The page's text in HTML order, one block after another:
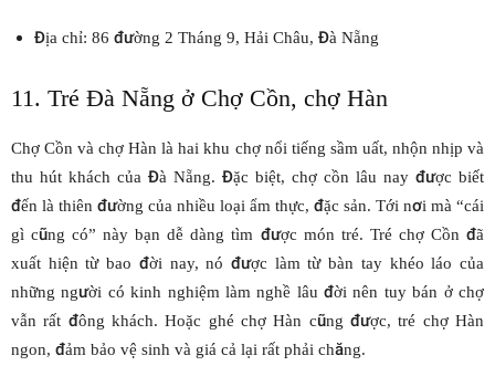
Địa chỉ: 86 đường 2 Tháng 9, Hải Châu, Đà Nẵng
11. Tré Đà Nẵng ở Chợ Cồn, chợ Hàn
Chợ Cồn và chợ Hàn là hai khu chợ nổi tiếng sầm uất, nhộn nhịp và
thu hút khách của Đà Nẵng. Đặc biệt, chợ cồn lâu nay được biết
đến là thiên đường của nhiều loại ẩm thực, đặc sản. Tới nơi mà “cái
gì cũng có” này bạn dễ dàng tìm được món tré. Tré chợ Cồn đã
xuất hiện từ bao đời nay, nó được làm từ bàn tay khéo láo của
những người có kinh nghiệm làm nghề lâu đời nên tuy bán ở chợ
vẫn rất đông khách. Hoặc ghé chợ Hàn cũng được, tré chợ Hàn
ngon, đảm bảo vệ sinh và giá cả lại rất phải chăng.